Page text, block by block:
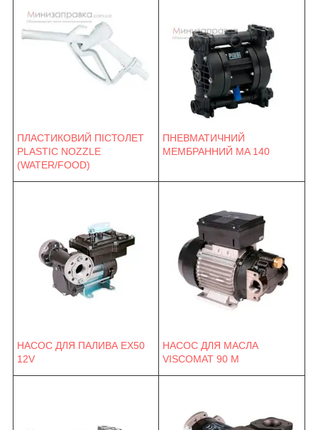
ПЛАСТИКОВИЙ ПІСТОЛЕТ
PLASTIC NOZZLE
(WATER/FOOD)
ПНЕВМАТИЧНИЙ
МЕМБРАННИЙ MA 140
НАСОС ДЛЯ ПАЛИВА EX50
12V
НАСОС ДЛЯ МАСЛА
VISCOMAT 90 M